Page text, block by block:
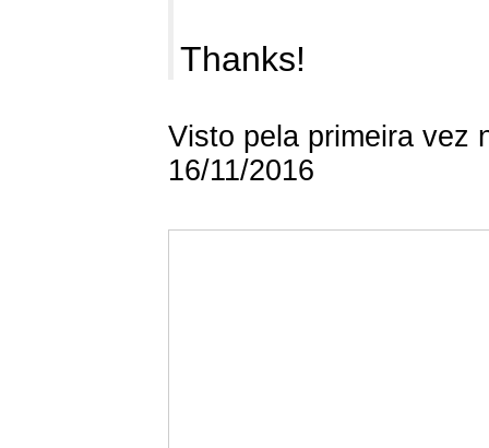
Thanks!
Visto pela primeira vez
16/11/2016